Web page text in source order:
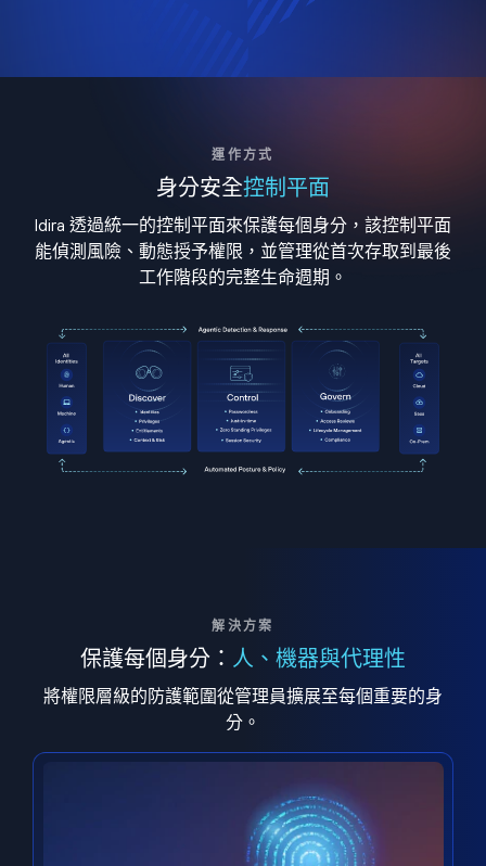
運作方式
身分安全控制平面
Idira 透過統一的控制平面來保護每個身分，該控制平面
能偵測風險、動態授予權限，並管理從首次存取到最後
工作階段的完整生命週期。
解決方案
保護每個身分： 人、機器與代理性
將權限層級的防護範圍從管理員擴展至每個重要的身
分。